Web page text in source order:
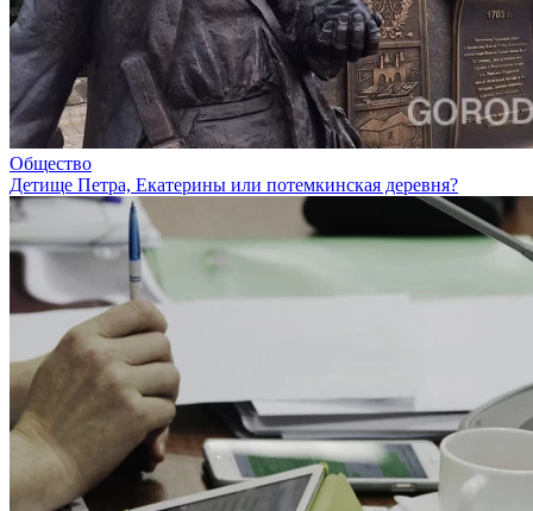
Общество
Детище Петра, Екатерины или потемкинская деревня?